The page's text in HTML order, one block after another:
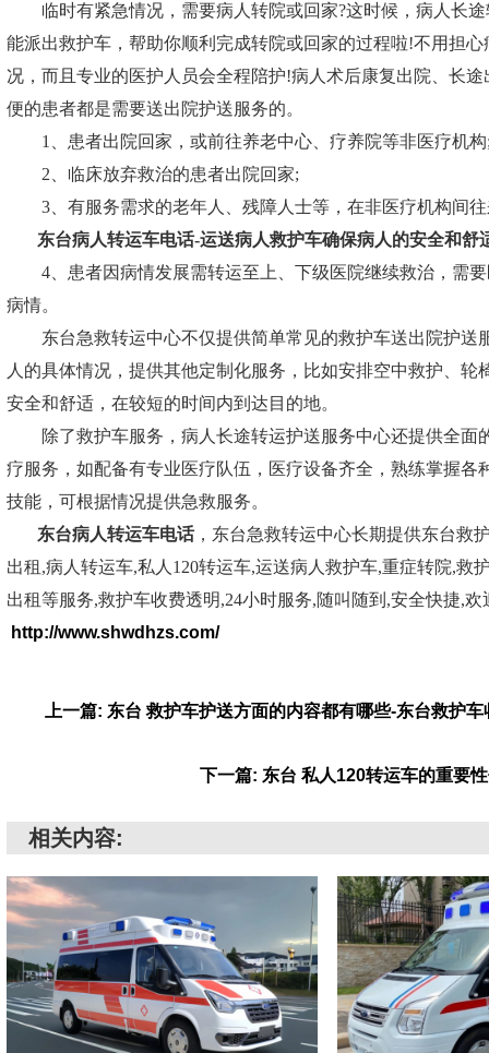
临时有紧急情况，需要病人转院或回家?这时候，病人长途
能派出救护车，帮助你顺利完成转院或回家的过程啦!不用担
况，而且专业的医护人员会全程陪护!病人术后康复出院、长
便的患者都是需要送出院护送服务的。
1、患者出院回家，或前往养老中心、疗养院等非医疗机构
2、临床放弃救治的患者出院回家;
3、有服务需求的老年人、残障人士等，在非医疗机构间往
东台病人转运车电话-运送病人救护车确保病人的安全和舒
4、患者因病情发展需转运至上、下级医院继续救治，需要
病情。
东台急救转运中心不仅提供简单常见的救护车送出院护送
人的具体情况，提供其他定制化服务，比如安排空中救护、轮
安全和舒适，在较短的时间内到达目的地。
除了救护车服务，病人长途转运护送服务中心还提供全面
疗服务，如配备有专业医疗队伍，医疗设备齐全，熟练掌握各
技能，可根据情况提供急救服务。
东台病人转运车电话，东台急救转运中心长期提供东台救
出租,病人转运车,私人120转运车,运送病人救护车,重症转院,救
出租等服务,救护车收费透明,24小时服务,随叫随到,安全快捷,
http://www.shwdhzs.com/
上一篇: 东台 救护车护送方面的内容都有哪些-东台救护
下一篇: 东台 私人120转运车的重要
相关内容: